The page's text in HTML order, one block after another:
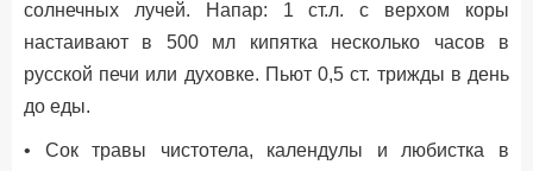
солнечных лучей. Напар: 1 ст.л. с верхом коры
настаивают в 500 мл кипятка несколько часов в
русской печи или духовке. Пьют 0,5 ст. трижды в день
до еды.
• Сок травы чистотела, календулы и любистка в